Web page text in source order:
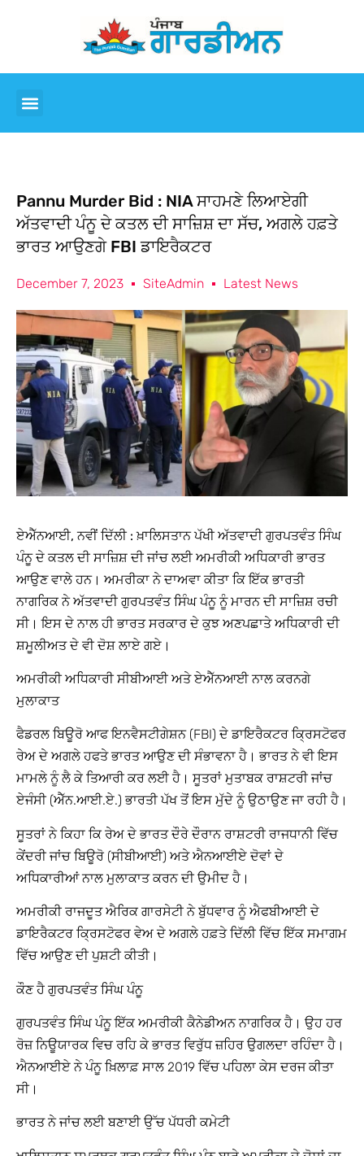
Pannu Murder Bid : NIA ਸਾਹਮਣੇ ਲਿਆਏਗੀ
ਅੱਤਵਾਦੀ ਪੰਨੂ ਦੇ ਕਤਲ ਦੀ ਸਾਜ਼ਿਸ਼ ਦਾ ਸੱਚ, ਅਗਲੇ ਹਫ਼ਤੇ
ਭਾਰਤ ਆਉਣਗੇ FBI ਡਾਇਰੈਕਟਰ
December 7, 2023 SiteAdmin Latest News
ਏਐੱਨਆਈ, ਨਵੀਂ ਦਿੱਲੀ : ਖ਼ਾਲਿਸਤਾਨ ਪੱਖੀ ਅੱਤਵਾਦੀ ਗੁਰਪਤਵੰਤ ਸਿੰਘ
ਪੰਨੂ ਦੇ ਕਤਲ ਦੀ ਸਾਜ਼ਿਸ਼ ਦੀ ਜਾਂਚ ਲਈ ਅਮਰੀਕੀ ਅਧਿਕਾਰੀ ਭਾਰਤ
ਆਉਣ ਵਾਲੇ ਹਨ। ਅਮਰੀਕਾ ਨੇ ਦਾਅਵਾ ਕੀਤਾ ਕਿ ਇੱਕ ਭਾਰਤੀ
ਨਾਗਰਿਕ ਨੇ ਅੱਤਵਾਦੀ ਗੁਰਪਤਵੰਤ ਸਿੰਘ ਪੰਨੂ ਨੂੰ ਮਾਰਨ ਦੀ ਸਾਜ਼ਿਸ਼ ਰਚੀ
ਸੀ। ਇਸ ਦੇ ਨਾਲ ਹੀ ਭਾਰਤ ਸਰਕਾਰ ਦੇ ਕੁਝ ਅਣਪਛਾਤੇ ਅਧਿਕਾਰੀ ਦੀ
ਸ਼ਮੂਲੀਅਤ ਦੇ ਵੀ ਦੋਸ਼ ਲਾਏ ਗਏ।
ਅਮਰੀਕੀ ਅਧਿਕਾਰੀ ਸੀਬੀਆਈ ਅਤੇ ਏਐੱਨਆਈ ਨਾਲ ਕਰਨਗੇ
ਮੁਲਾਕਾਤ
ਫੈਡਰਲ ਬਿਊਰੋ ਆਫ ਇਨਵੈਸਟੀਗੇਸ਼ਨ (FBI) ਦੇ ਡਾਇਰੈਕਟਰ ਕ੍ਰਿਸਟੋਫਰ
ਰੇਅ ਦੇ ਅਗਲੇ ਹਫਤੇ ਭਾਰਤ ਆਉਣ ਦੀ ਸੰਭਾਵਨਾ ਹੈ। ਭਾਰਤ ਨੇ ਵੀ ਇਸ
ਮਾਮਲੇ ਨੂੰ ਲੈ ਕੇ ਤਿਆਰੀ ਕਰ ਲਈ ਹੈ। ਸੂਤਰਾਂ ਮੁਤਾਬਕ ਰਾਸ਼ਟਰੀ ਜਾਂਚ
ਏਜੰਸੀ (ਐੱਨ.ਆਈ.ਏ.) ਭਾਰਤੀ ਪੱਖ ਤੋਂ ਇਸ ਮੁੱਦੇ ਨੂੰ ਉਠਾਉਣ ਜਾ ਰਹੀ ਹੈ।
ਸੂਤਰਾਂ ਨੇ ਕਿਹਾ ਕਿ ਰੇਅ ਦੇ ਭਾਰਤ ਦੌਰੇ ਦੌਰਾਨ ਰਾਸ਼ਟਰੀ ਰਾਜਧਾਨੀ ਵਿੱਚ
ਕੇਂਦਰੀ ਜਾਂਚ ਬਿਊਰੋ (ਸੀਬੀਆਈ) ਅਤੇ ਐਨਆਈਏ ਦੋਵਾਂ ਦੇ
ਅਧਿਕਾਰੀਆਂ ਨਾਲ ਮੁਲਾਕਾਤ ਕਰਨ ਦੀ ਉਮੀਦ ਹੈ।
ਅਮਰੀਕੀ ਰਾਜਦੂਤ ਐਰਿਕ ਗਾਰਸੇਟੀ ਨੇ ਬੁੱਧਵਾਰ ਨੂੰ ਐਫਬੀਆਈ ਦੇ
ਡਾਇਰੈਕਟਰ ਕ੍ਰਿਸਟੋਫਰ ਵੇਅ ਦੇ ਅਗਲੇ ਹਫ਼ਤੇ ਦਿੱਲੀ ਵਿੱਚ ਇੱਕ ਸਮਾਗਮ
ਵਿੱਚ ਆਉਣ ਦੀ ਪੁਸ਼ਟੀ ਕੀਤੀ।
ਕੌਣ ਹੈ ਗੁਰਪਤਵੰਤ ਸਿੰਘ ਪੰਨੂ
ਗੁਰਪਤਵੰਤ ਸਿੰਘ ਪੰਨੂ ਇੱਕ ਅਮਰੀਕੀ ਕੈਨੇਡੀਅਨ ਨਾਗਰਿਕ ਹੈ। ਉਹ ਹਰ
ਰੋਜ਼ ਨਿਊਯਾਰਕ ਵਿਚ ਰਹਿ ਕੇ ਭਾਰਤ ਵਿਰੁੱਧ ਜ਼ਹਿਰ ਉਗਲਦਾ ਰਹਿੰਦਾ ਹੈ।
ਐਨਆਈਏ ਨੇ ਪੰਨੂ ਖ਼ਿਲਾਫ਼ ਸਾਲ 2019 ਵਿੱਚ ਪਹਿਲਾ ਕੇਸ ਦਰਜ ਕੀਤਾ
ਸੀ।
ਭਾਰਤ ਨੇ ਜਾਂਚ ਲਈ ਬਣਾਈ ਉੱਚ ਪੱਧਰੀ ਕਮੇਟੀ